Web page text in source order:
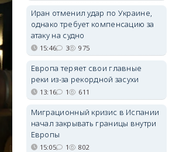
Иран отменил удар по Украине,
однако требует компенсацию за
атаку на судно
15:46 3 975
Европа теряет свои главные
реки из-за рекордной засухи
13:16 1 611
Миграционный кризис в Испании
начал закрывать границы внутри
Европы
15:05 1 802